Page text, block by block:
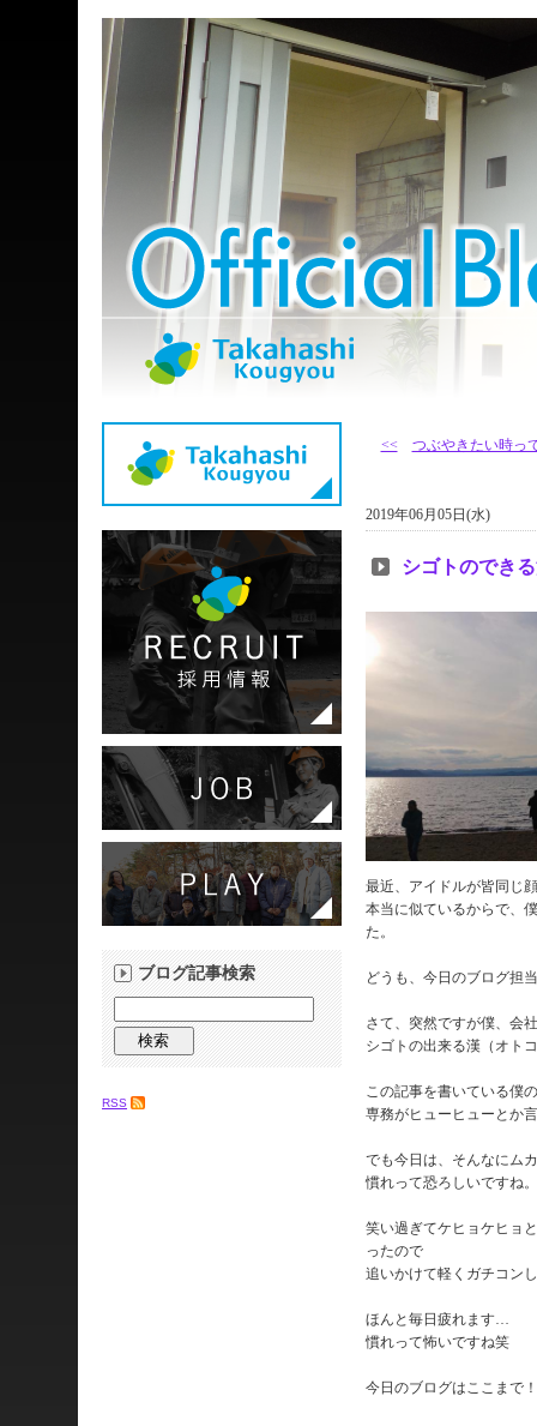
<< つぶやきたい時っ
2019年06月05日(水)
シゴトのでき
最近、アイドルが皆同じ
本当に似ているからで、
た。
どうも、今日のブログ担
さて、突然ですが僕、会
シゴトの出来る漢（オト
この記事を書いている僕
専務がヒューヒューとか
でも今日は、そんなにム
慣れって恐ろしいですね。
笑い過ぎてケヒョケヒョ
ったので
追いかけて軽くガチコン
ほんと毎日疲れます…
慣れって怖いですね笑
今日のブログはここまで
ブログ記事検索
RSS